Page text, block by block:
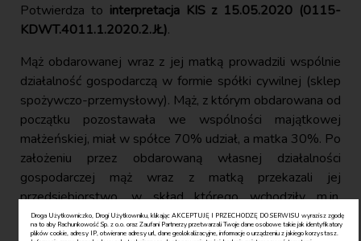
Droga Użytkowniczko, Drogi Użytkowniku, klikając AKCEPTUJĘ I PRZECHODZĘ DO SERWISU wyrazisz zgodę
na to aby Rachunkowość Sp. z o.o. oraz Zaufani Partnerzy przetwarzali Twoje dane osobowe takie jak identyfikatory
plików cookie, adresy IP, otwierane adresy url, dane geolokalizacyjne, informacje o urządzeniu z jakiego korzystasz.
Potwierdza to interpretacja KIS z 15.05.2020 (0115-
KDWT.4011.1.2020.2.JŁ).
Mąż obdarowanej wraz z jej matką prowadzili wspólnie
działalność gospodarczą w formie spółki cywilnej (sklep
spożywczo-przemysłowy). Mąż, z którym obdarowana od
początku pozostawała we wspólności majątkowej
małżeńskiej, miał w spółce 70% udział, a matka 30%. Po
założeniu przez obdarowaną własnej działalności
gospodarczej mąż wraz z matką przekazali jej
przedsiębiorstwo, w skład którego wchodziły m.in.
towary handlowe.